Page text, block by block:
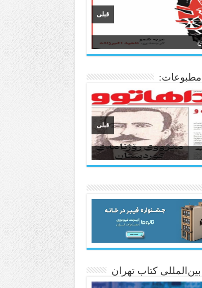
کردی
قبلی
قبلی
کتاب تهران